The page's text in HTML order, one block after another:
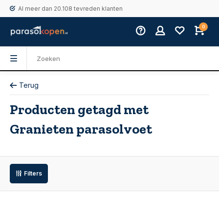
Al meer dan 20.108 tevreden klanten
0
Terug
Producten getagd met
Granieten parasolvoet
Filters